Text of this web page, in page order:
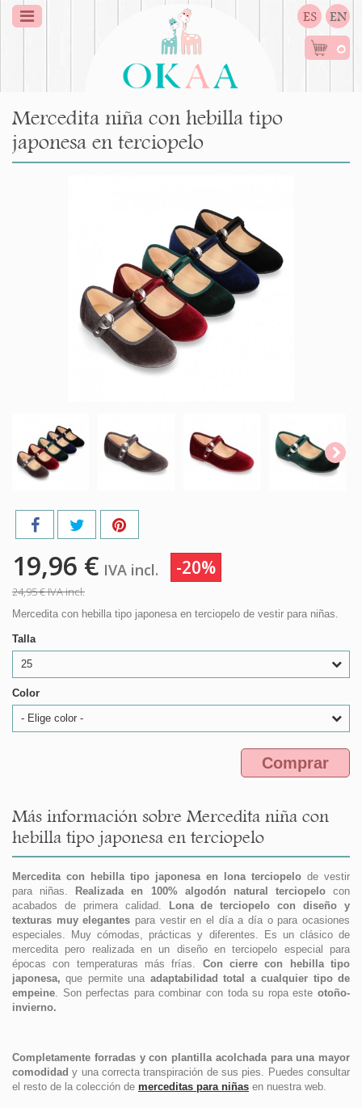
ES EN
0
Mercedita niña con hebilla tipo
japonesa en terciopelo
19,96 € IVA incl. -20%
24,95 €IVA incl.
Mercedita con hebilla tipo japonesa en terciopelo de vestir para niñas.
Talla
25
Color
- Elige color -
Comprar
Más información sobre Mercedita niña con
hebilla tipo japonesa en terciopelo
Mercedita con hebilla tipo japonesa en lona terciopelo de vestir
para niñas.
Realizada en 100% algodón natural terciopelocon
acabados de primera calidad.
Lona de terciopelo con diseño y
texturas muy elegantes para vestir en el día a día o para ocasiones
especiales. Muy cómodas, prácticas y diferentes. Es un clásico de
mercedita pero realizada en un diseño en terciopelo especial para
épocas con temperaturas más frías. Con cierre con hebilla tipo
japonesa, que permite una adaptabilidad total a cualquier tipo de
empeine. Son perfectas para combinar con toda su ropa este otoño-
invierno.
Completamente forradas y con plantilla acolchada para una mayor
comodidad y una correcta transpiración de sus pies. Puedes consultar
el resto de la colección de merceditas para niñas en nuestra web.